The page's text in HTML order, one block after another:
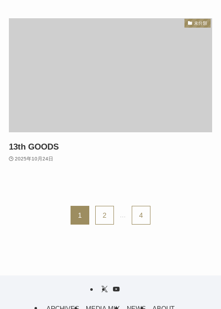
未分類
13th GOODS
2025年10月24日
1 2 ... 4